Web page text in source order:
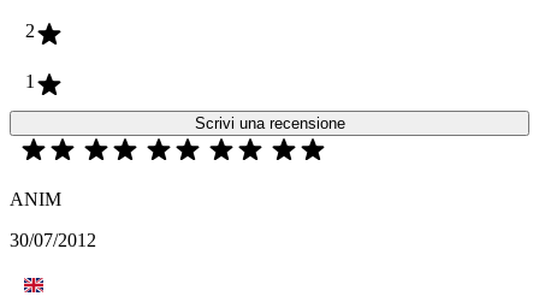
2
1
Scrivi una recensione
ANIM
30/07/2012